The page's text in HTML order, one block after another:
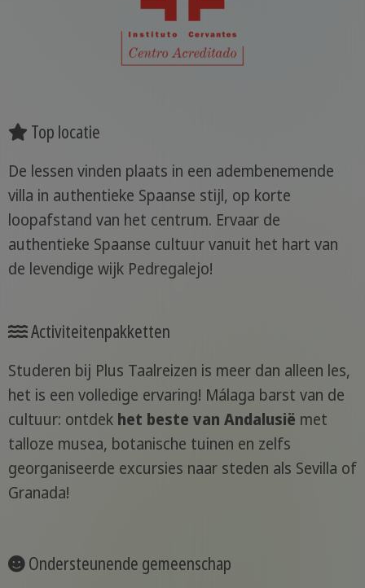
Top locatie
De lessen vinden plaats in een adembenemende
villa in authentieke Spaanse stijl, op korte
loopafstand van het centrum. Ervaar de
authentieke Spaanse cultuur vanuit het hart van
de levendige wijk Pedregalejo!
Activiteitenpakketten
Studeren bij Plus Taalreizen is meer dan alleen les,
het is een volledige ervaring! Málaga barst van de
cultuur: ontdek het beste van Andalusië met
talloze musea, botanische tuinen en zelfs
georganiseerde excursies naar steden als Sevilla of
Granada!
Ondersteunende gemeenschap